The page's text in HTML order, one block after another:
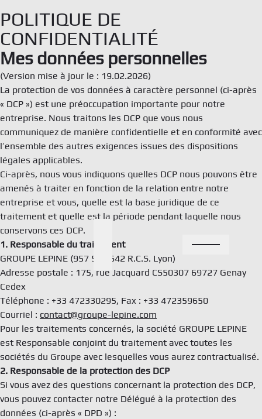
au
contenu
Rechercher
TBF
POLITIQUE DE
CONFIDENTIALITÉ
Mes données personnelles
(Version mise à jour le : 19.02.2026)
La protection de vos données à caractère personnel (ci-après
« DCP ») est une préoccupation importante pour notre
entreprise. Nous traitons les DCP que vous nous
communiquez de manière confidentielle et en conformité avec
l’ensemble des autres exigences issues des dispositions
légales applicables.
Ci-après, nous vous indiquons quelles DCP nous pouvons être
amenés à traiter en fonction de la relation entre notre
entreprise et vous, quelle est la base juridique de ce
traitement et quelle est la période pendant laquelle nous
conservons ces DCP.
1. Responsable du traitement
GROUPE LEPINE (957 503 642 R.C.S. Lyon)
Adresse postale : 175, rue Jacquard CS50307 69727 Genay
Cedex
Téléphone : +33 472330295, Fax : +33 472359650
Courriel : contact@groupe-lepine.com
Pour les traitements concernés, la société GROUPE LEPINE
est Responsable conjoint du traitement avec toutes les
sociétés du Groupe avec lesquelles vous aurez contractualisé.
2. Responsable de la protection des DCP
Si vous avez des questions concernant la protection des DCP,
vous pouvez contacter notre Délégué à la protection des
données (ci-après « DPD ») :